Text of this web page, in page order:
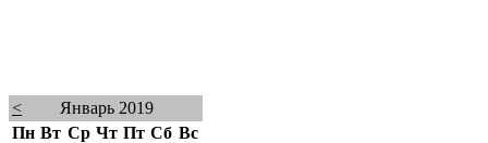
<
Январь 2019
Пн Вт Ср Чт Пт Сб Вс